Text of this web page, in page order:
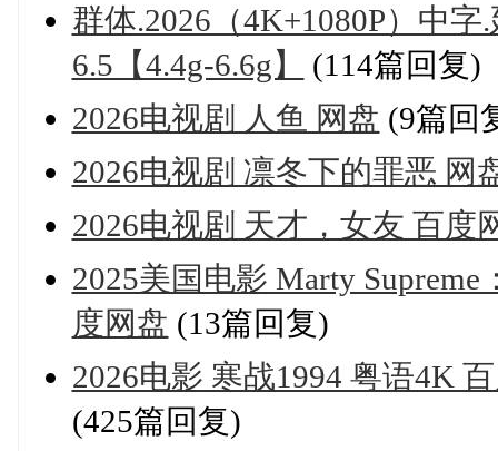
群体.2026（4K+1080P）中
6.5【4.4g-6.6g】
(114篇回复)
2026电视剧 人鱼 网盘 (9篇回
2026电视剧 凛冬下的罪恶 网
2026电视剧 天才，女友 百度
2025美国电影 Marty
度网盘 (13篇回复)
2026电影 寒战1994 粤语4K
(425篇回复)